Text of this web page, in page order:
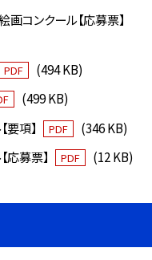
画コンクール【応募票】
PDF
(494 KB)
(499 KB)
要項】
PDF
(346 KB)
応募票】
PDF (12 KB)